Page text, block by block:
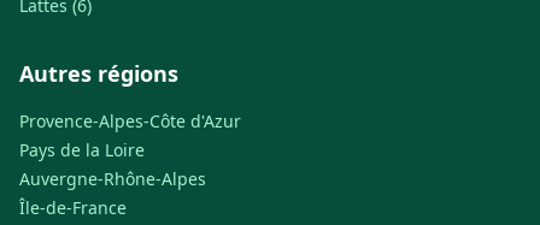
Lattes (6)
Autres régions
Provence-Alpes-Côte d'Azur
Pays de la Loire
Auvergne-Rhône-Alpes
Île-de-France